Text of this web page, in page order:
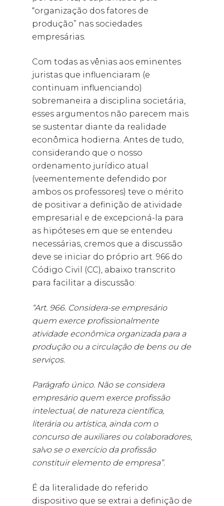
“organização dos fatores de
produção” nas sociedades
empresárias.
Com todas as vênias aos eminentes
juristas que influenciaram (e
continuam influenciando)
sobremaneira a disciplina societária,
esses argumentos não parecem mais
se sustentar diante da realidade
econômica hodierna. Antes de tudo,
considerando que o nosso
ordenamento jurídico atual
(veementemente defendido por
ambos os professores) teve o mérito
de positivar a definição de atividade
empresarial e de excepcioná-la para
as hipóteses em que se entendeu
necessárias, cremos que a discussão
deve se iniciar do próprio art. 966 do
Código Civil (CC), abaixo transcrito
para facilitar a discussão:
“Art. 966. Considera-se empresário
quem exerce profissionalmente
atividade econômica organizada para a
produção ou a circulação de bens ou de
serviços.
Parágrafo único. Não se considera
empresário quem exerce profissão
intelectual, de natureza científica,
literária ou artística, ainda com o
concurso de auxiliares ou colaboradores,
salvo se o exercício da profissão
constituir elemento de empresa”.
É da literalidade do referido
dispositivo que se extrai a definição de